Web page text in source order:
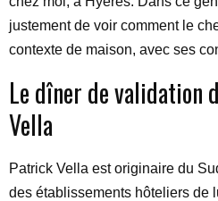
justement de voir comment le
contexte de maison, avec ses
Le dîner de validation
Vella
Patrick Vella est originaire du
des établissements hôteliers de